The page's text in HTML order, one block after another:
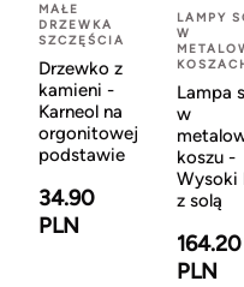
MAŁE
DRZEWKA
SZCZĘŚCIA
Drzewko z
kamieni -
Karneol na
orgonitowej
podstawie
34.90
PLN
LAMPY
W
Lampa
w
koszu -
Wysoki
z solą
164.20
PLN